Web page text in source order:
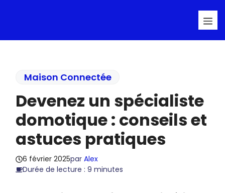
Maison Connectée
Devenez un spécialiste
domotique : conseils et
astuces pratiques
6 février 2025parAlex
Durée de lecture : 9 minutes